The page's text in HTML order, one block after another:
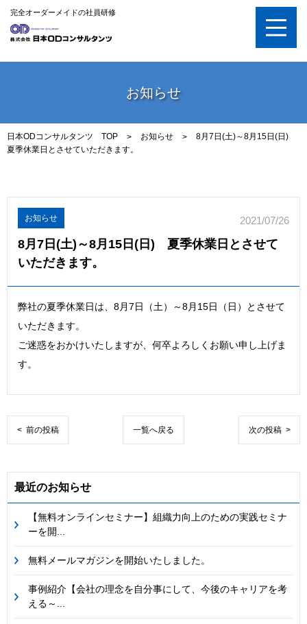
完全オーダーメイドの社員研修
お知らせ
日本ODコンサルタンツ TOP > お知らせ >
8月7日(土)～8月15日(日)
夏季休業日とさせていただきます。
お知らせ 2021/07/26
8月7日(土)～8月15日(日) 夏季休業日とさせて
いただきます。
弊社の夏季休業日は、8月7日（土）～8月15日（日）とさせて
いただきます。
ご迷惑をおかけいたしますが、何卒よろしくお願い申し上げま
す。
< 前の投稿 一覧へ戻る 次の投稿 >
最近のお知らせ
【無料オンラインセミナー】組織力向上のための実践セミナ
ーを開...
無料メールマガジンを開始いたしました。
事例紹介【会社の理念を自分事にして、今後のキャリアを考
える～...